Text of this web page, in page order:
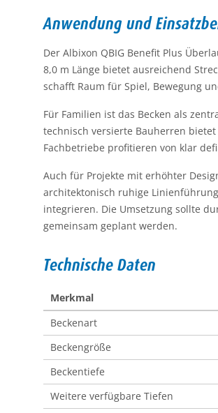
Anwendung und
Der Albixon QBIG Benefit Plus
8,0 m Länge bietet ausreichend
schafft Raum für Spiel, Bewegung
Für Familien ist das Becken als
technisch versierte Bauherren
Fachbetriebe profitieren von klar
Auch für Projekte mit erhöhter
architektonisch ruhige
integrieren. Die Umsetzung sollte
gemeinsam geplant werden.
Technische Daten
Merkmal
Beckenart
Beckengröße
Beckentiefe
Weitere verfügbare Tiefen